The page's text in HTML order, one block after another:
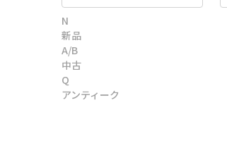
N
新品
A/B
中古
Q
アンティーク